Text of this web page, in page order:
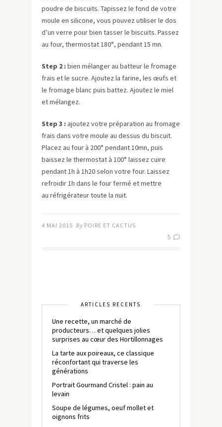
poudre de biscuits. Tapissez le fond de votre
moule en silicone, vous pouvez utiliser le dos
d’un verre pour bien tasser le biscuits. Passez
au four, thermostat 180°, pendant 15 mn.
Step 2 : bien mélanger au batteur le fromage
frais et le sucre. Ajoutez la farine, les œufs et
le fromage blanc puis battez. Ajoutez le miel
et mélangez.
Step 3 : ajoutez votre préparation au fromage
frais dans votre moule au dessus du biscuit.
Placez au four à 200° pendant 10mn, puis
baissez le thermostat à 100° laissez cuire
pendant 1h à 1h20 selon votre four. Laissez
refroidir 1h dans le four fermé et mettre
au réfrigérateur toute la nuit.
4 MAI 2015 By POIRE ET CACTUS
5
ARTICLES RÉCENTS
Une recette, un marché de
producteurs… et quelques jolies
surprises au cœur des Hortillonnages
La tarte aux poireaux, ce classique
réconfortant qui traverse les
générations
Portrait Gourmand Cristel : pain au
levain
Soupe de légumes, oeuf mollet et
oignons frits